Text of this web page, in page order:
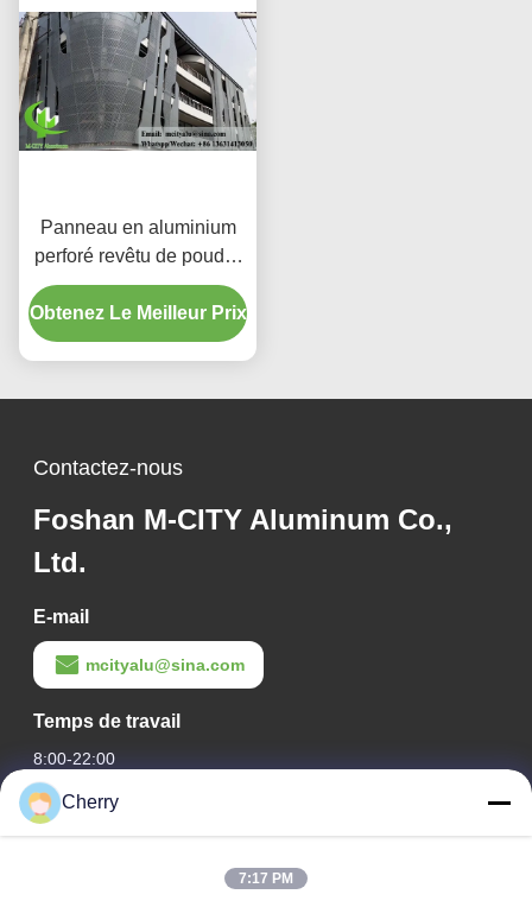
Panneau en aluminium
perforé revêtu de poudre
avec couleurs RAL
personnalisées et motifs
de découpe laser pour
Obtenez Le Meilleur Prix
Contactez-nous
Foshan M-CITY Aluminum Co.,
Ltd.
E-mail
mcityalu@sina.com
Temps de travail
8:00-22:00
Notre adresse
Le parc industriel de Hegui, Lishui, Nanhai Foshan
Cherry
7:17 PM